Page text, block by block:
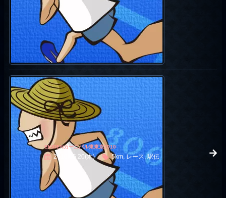
EKIDENカーニバル東東京2010
2010.05.20(木) 5km, レース, 駅伝